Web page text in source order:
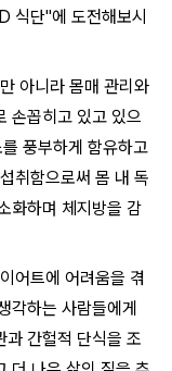
식단"에 도전해보시
아니라 몸매 관리와
손꼽히고 있고 있으
풍부하게 함유하고
취함으로써 몸 내 독
화하며 체지방을 감
어트에 어려움을 겪
각하는 사람들에게
과 간헐적 단식을 조